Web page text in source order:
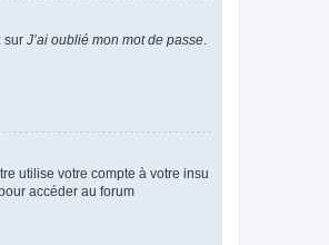
sur J’ai oublié mon mot de passe.
utilise votre compte à votre insu
accéder au forum